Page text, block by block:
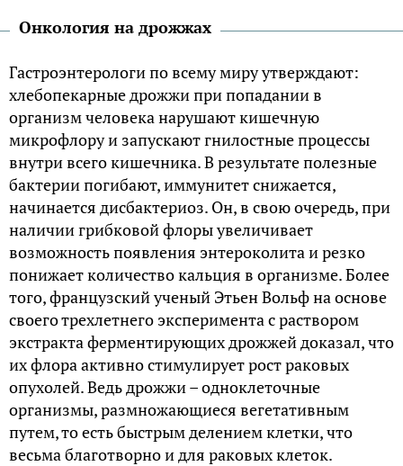
Онкология на дрожжах
Гастроэнтерологи по всему миру утверждают:
хлебопекарные дрожжи при попадании в
организм человека нарушают кишечную
микрофлору и запускают гнилостные процессы
внутри всего кишечника. В результате полезные
бактерии погибают, иммунитет снижается,
начинается дисбактериоз. Он, в свою очередь, при
наличии грибковой флоры увеличивает
возможность появления энтероколита и резко
понижает количество кальция в организме. Более
того, французский ученый Этьен Вольф на основе
своего трехлетнего эксперимента с раствором
экстракта ферментирующих дрожжей доказал, что
их флора активно стимулирует рост раковых
опухолей. Ведь дрожжи – одноклеточные
организмы, размножающиеся вегетативным
путем, то есть быстрым делением клетки, что
весьма благотворно и для раковых клеток.